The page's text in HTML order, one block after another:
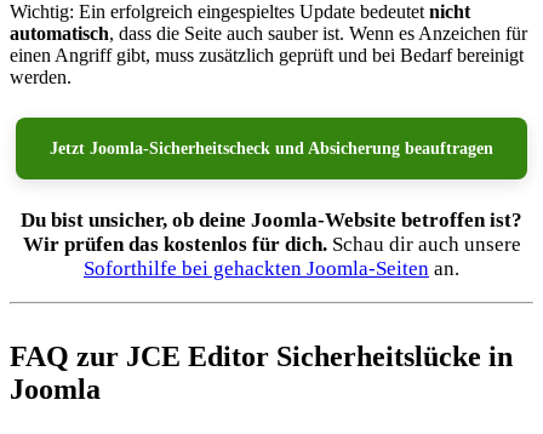
Wichtig: Ein erfolgreich eingespieltes Update bedeutet nicht
automatisch, dass die Seite auch sauber ist. Wenn es Anzeichen für
einen Angriff gibt, muss zusätzlich geprüft und bei Bedarf bereinigt
werden.
Jetzt Joomla-Sicherheitscheck und Absicherung beauftragen
Du bist unsicher, ob deine Joomla-Website betroffen ist?
Wir prüfen das kostenlos für dich.Schau dir auch unsere
Soforthilfe bei gehackten Joomla-Seiten an.
FAQ zur JCE Editor Sicherheitslücke in
Joomla